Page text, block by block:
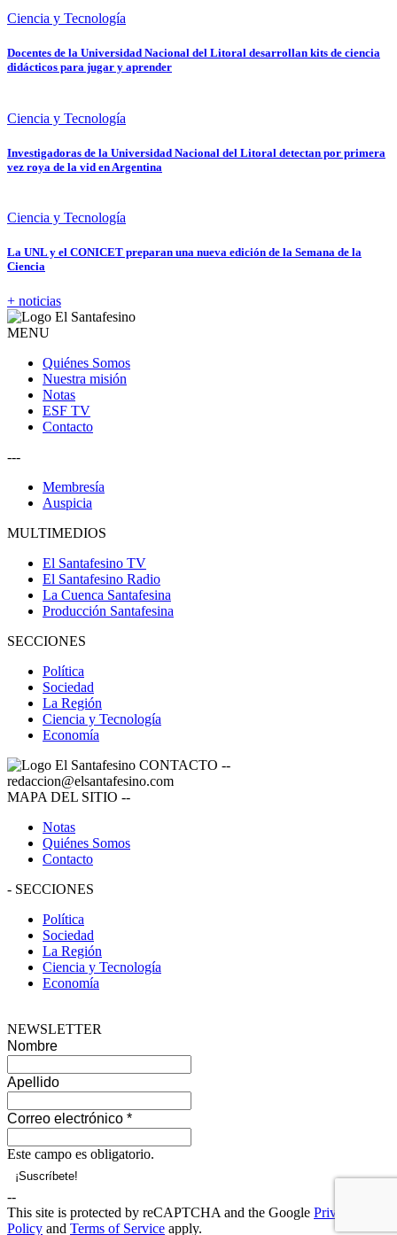
Ciencia y Tecnología
Docentes de la Universidad Nacional del Litoral desarrollan kits de ciencia
didácticos para jugar y aprender
Ciencia y Tecnología
Investigadoras de la Universidad Nacional del Litoral detectan por primera
vez roya de la vid en Argentina
Ciencia y Tecnología
La UNL y el CONICET preparan una nueva edición de la Semana de la
Ciencia
+ noticias
MENU
Quiénes Somos
Nuestra misión
Notas
ESF TV
Contacto
---
Membresía
Auspicia
MULTIMEDIOS
El Santafesino TV
El Santafesino Radio
La Cuenca Santafesina
Producción Santafesina
SECCIONES
Política
Sociedad
La Región
Ciencia y Tecnología
Economía
CONTACTO --
redaccion@elsantafesino.com
MAPA DEL SITIO --
Notas
Quiénes Somos
Contacto
- SECCIONES
Política
Sociedad
La Región
Ciencia y Tecnología
Economía
NEWSLETTER
Nombre
Apellido
Correo electrónico *
Este campo es obligatorio.
--
This site is protected by reCAPTCHA and the Google Privacy
Policy and Terms of Service apply.